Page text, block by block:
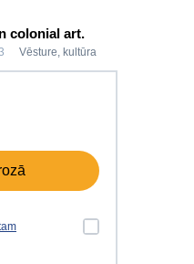
colonial art.
Vēsture, kultūra